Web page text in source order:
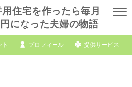
住宅を作ったら毎月
になった夫婦の物語
ト プロフィール 提供サービス